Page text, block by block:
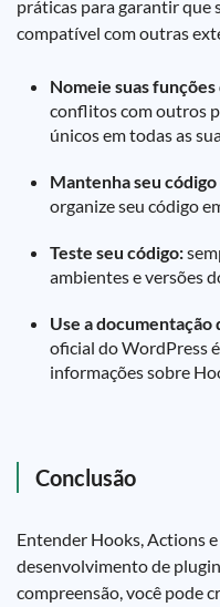
práticas para garantir que
compatível com outras
Nomeie suas
conflitos com outros
únicos em todas as
Mantenha seu
organize seu código
Teste seu código:
ambientes e versões
Use a
oficial do WordPress
informações sobre
Conclusão
Entender Hooks, Actions
desenvolvimento de
compreensão, você pode